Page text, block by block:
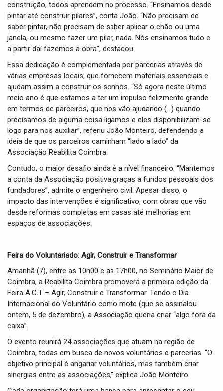
construção, todos aprendem no processo. “Ensinamos desde
pintar até construir pilares”, conta João. “Não precisam de
saber pintar, não precisam de saber aplicar o chão ou uma
janela, ou mesmo fazer um pilar, nada. Nós ensinamos tudo e
a partir daí fazemos a obra”, destacou.
Essa dedicação é complementada por parcerias através de
várias empresas locais, que fornecem materiais essenciais e
ajudam assim a construir os sonhos. “Só agora neste último
meio ano é que estamos a ter um impulso felizmente grande
em termos de parceiros, que nos vão ajudando (…) quando
precisamos de alguma coisa ligamos e eles disponibilizam-se
logo para nos auxiliar”, referiu João Monteiro, defendendo a
ideia de que os parceiros caminham “lado a lado” da
Associação Reabilita Coimbra.
Contudo, o maior desafio ainda é a nível financeiro. “Mantemos
a conta da Associação positiva graças a fundos pessoais dos
fundadores”, admite o engenheiro civil. Apesar disso, o
impacto das intervenções é significativo, com obras que vão
desde reformas completas em casas até melhorias em
espaços de associações.
Feira do Voluntariado: Agir, Construir e Transformar
Amanhã (7), entre as 10h00 e as 17h00, no Seminário Maior de
Coimbra, a Reabilita Coimbra promoverá a primeira edição da
Feira A.C.T – Agir, Construir e Transformar. Tendo o Dia
Internacional do Voluntário como mote (que se assinalou
ontem, 5 de dezembro), a Associação queria criar “algo fora da
caixa”.
O evento reunirá 24 associações que atuam na região de
Coimbra, todas em busca de novos voluntários e parcerias. “O
objetivo principal é angariar voluntários, mas também criar
sinergias entre as associações,” explica João Monteiro.